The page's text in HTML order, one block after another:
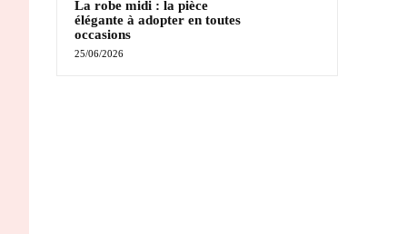
La robe midi : la pièce
élégante à adopter en toutes
occasions
25/06/2026